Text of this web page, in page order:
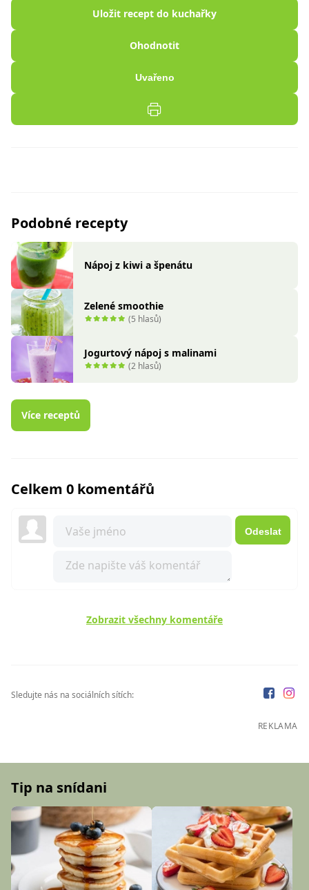
Uložit recept do kuchařky
Ohodnotit
Uvařeno
Podobné recepty
Nápoj z kiwi a špenátu
Zelené smoothie
(5 hlasů)
Jogurtový nápoj s malinami
(2 hlasů)
Více receptů
Celkem 0 komentářů
Odeslat
Zobrazit všechny komentáře
Sledujte nás na sociálních sítích:
REKLAMA
Tip na snídani